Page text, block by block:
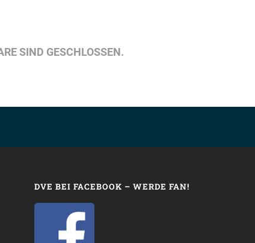
SIND GESCHLOSSEN.
DVE BEI FACEBOOK – WERDE FAN!